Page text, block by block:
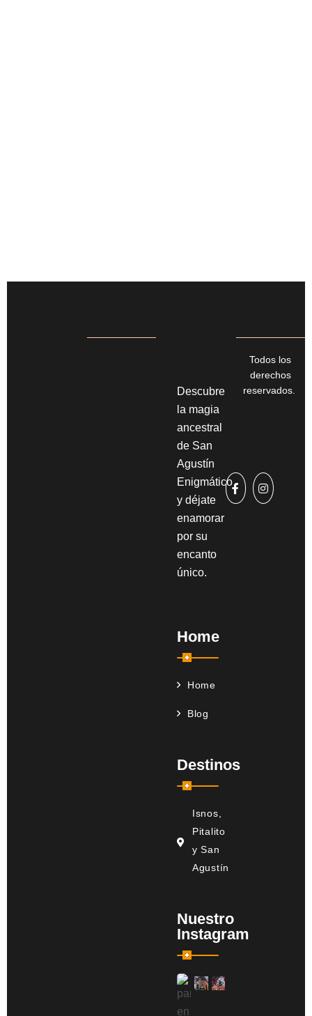
Descubre
la magia
ancestral
de San
Agustín
Enigmático
y déjate
enamorar
por su
encanto
único.
Home
Home
Blog
Destinos
Isnos,
Pitalito
y San
Agustín
Nuestro
Instagram
Todos los
derechos
reservados.